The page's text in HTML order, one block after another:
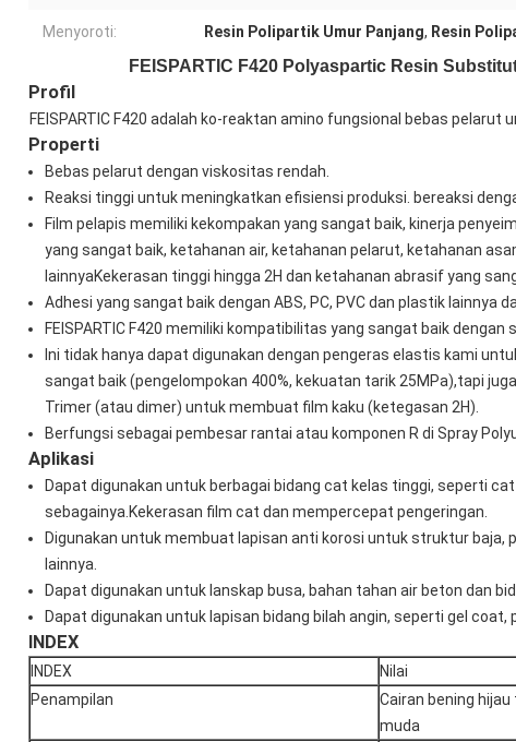
Menyoroti: Resin Polipartik Umur Panjang, Resin
FEISPARTIC F420 Polyaspartic Resin
Profil
FEISPARTIC F420 adalah ko-reaktan amino fungsional bebas pelarut
Properti
Bebas pelarut dengan viskositas rendah.
Reaksi tinggi untuk meningkatkan efisiensi produksi. bereaksi
Film pelapis memiliki kekompakan yang sangat baik, kinerja
yang sangat baik, ketahanan air, ketahanan pelarut, ketahanan
lainnyaKekerasan tinggi hingga 2H dan ketahanan abrasif yang
Adhesi yang sangat baik dengan ABS, PC, PVC dan plastik lainnya
FEISPARTIC F420 memiliki kompatibilitas yang sangat baik
Ini tidak hanya dapat digunakan dengan pengeras elastis kami
sangat baik (pengelompokan 400%, kekuatan tarik 25MPa),tapi
Trimer (atau dimer) untuk membuat film kaku (ketegasan 2H).
Berfungsi sebagai pembesar rantai atau komponen R di Spray
Aplikasi
Dapat digunakan untuk berbagai bidang cat kelas tinggi, seperti
sebagainya.Kekerasan film cat dan mempercepat pengeringan.
Digunakan untuk membuat lapisan anti korosi untuk struktur baja,
lainnya.
Dapat digunakan untuk lanskap busa, bahan tahan air beton dan
Dapat digunakan untuk lapisan bidang bilah angin, seperti gel
INDEX
INDEX
Nilai
Penampilan
Cairan bening
muda